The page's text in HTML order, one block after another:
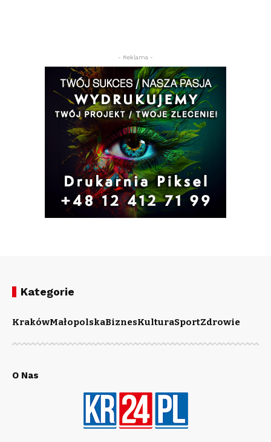
- Reklama -
Kategorie
KrakówMałopolskaBiznesKulturaSportZdrowie
O Nas